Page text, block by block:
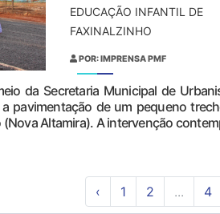
EDUCAÇÃO INFANTIL DE
FAXINALZINHO
POR: IMPRENSA PMF
da Secretaria Municipal de
pavimentação de um pequeno
(Nova Altamira). A intervenção
‹ 1 2 ... 4